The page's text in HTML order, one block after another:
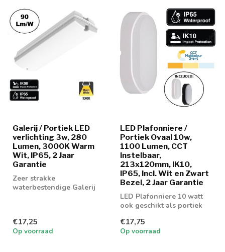
Galerij / Portiek LED
verlichting 3w, 280
Lumen, 3000K Warm
Wit, IP65, 2 Jaar
Garantie
Zeer strakke
waterbestendige Galerij
€17,25
Op voorraad
LED Plafonniere /
Portiek Ovaal 10w,
1100 Lumen, CCT
Instelbaar,
213x120mm, IK10,
IP65, Incl. Wit en Zwart
Bezel, 2 Jaar Garantie
LED Plafonniere 10 watt
ook geschikt als portiek
€17,75
Op voorraad